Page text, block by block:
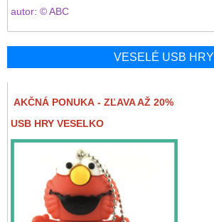
autor: © ABC
VESELÉ USB HRY
AKČNÁ PONUKA - ZĽAVA AŽ 20%
USB HRY VESELKO